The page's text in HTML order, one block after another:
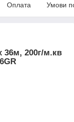
Оплата Умови
36м, 200г/м.кв